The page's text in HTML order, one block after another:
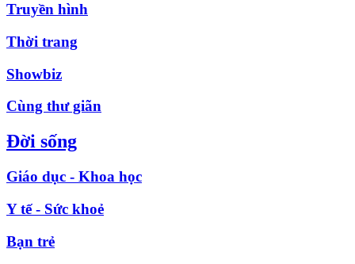
Truyền hình
Thời trang
Showbiz
Cùng thư giãn
Đời sống
Giáo dục - Khoa học
Y tế - Sức khoẻ
Bạn trẻ